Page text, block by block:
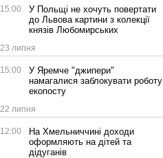
15:00
У Польщі не хочуть повертати
до Львова картини з колекції
князів Любомирських
23 липня
15:00
У Яремче "джипери"
намагалися заблокувати роботу
екопосту
22 липня
12:00
На Хмельниччині доходи
оформляють на дітей та
дідуганів